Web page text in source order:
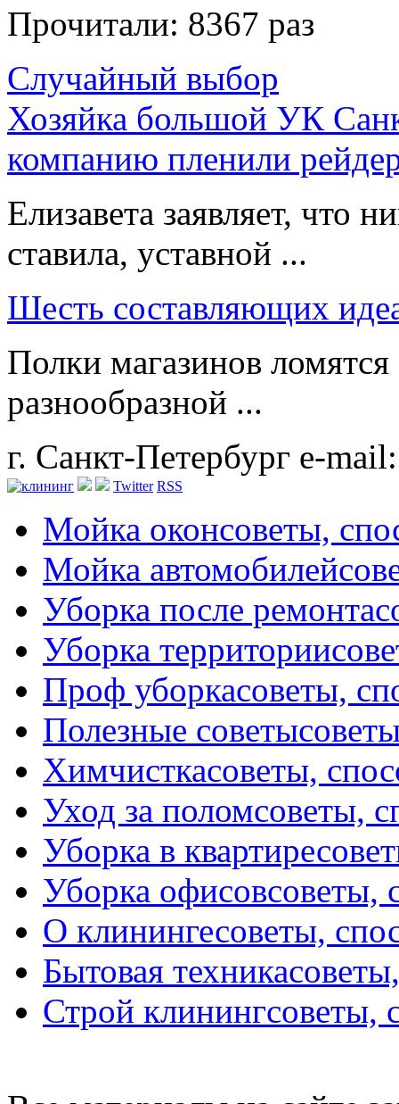
Прочитали: 8367 раз
Случайный выбор
Хозяйка большой УК
компанию пленили
Елизавета заявляет, что
ставила, уставной ...
Шесть составляющих
Полки магазинов
разнообразной ...
г. Санкт-Петербург e-
Twitter RSS
Мойка оконсоветы,
Мойка автомобилей
Уборка после ремонта
Уборка территории
Проф уборкасоветы,
Полезные советы
Химчисткасоветы,
Уход за поломсоветы,
Уборка в квартире
Уборка офисовсоветы,
О клинингесоветы,
Бытовая техника
Строй клинингсоветы,